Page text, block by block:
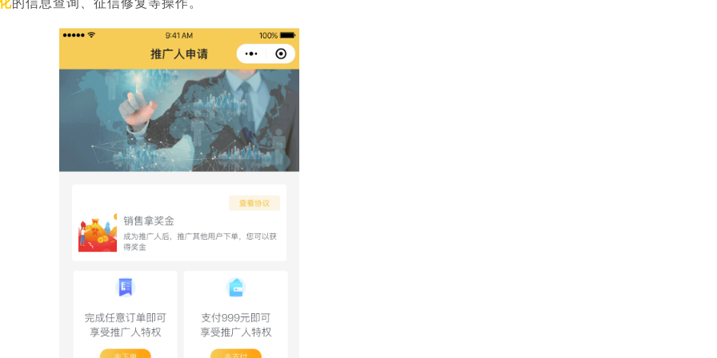
的信息查询、征信修复等操作。